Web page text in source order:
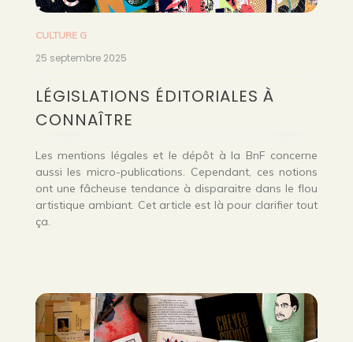
CULTURE G
25 septembre 2025
LÉGISLATIONS ÉDITORIALES À
CONNAÎTRE
Les mentions légales et le dépôt à la BnF concerne
aussi les micro-publications. Cependant, ces notions
ont une fâcheuse tendance à disparaitre dans le flou
artistique ambiant. Cet article est là pour clarifier tout
ça.